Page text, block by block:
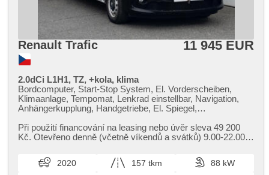
Renault Trafic 11 945 EUR
2.0dCi L1H1, TZ, +kola, klima
Bordcomputer, Start-Stop System, El. Vorderscheiben,
Klimaanlage, Tempomat, Lenkrad einstellbar, Navigation,
Anhängerkupplung, Handgetriebe, El. Spiegel,
Elektronisches Stabilitätsprogramm (ESP),
Nebelscheinwerfer, ABS, 2x Airbag, parkovací senzory
Při použití financování na leasing nebo úvěr sleva 49 200
Kč. Otevřeno denně (včetně víkendů a svátků) 9.00​-22.00
2020 157 tkm
88 kW